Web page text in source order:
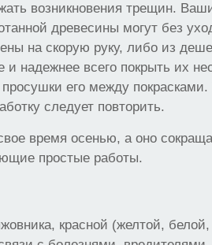
возникновения трещин.
древесины могут без
на скорую руку, либо из
надежнее всего покрыть их
его между
следует повторить.
время осенью, а оно
простые работы.
красной (желтой,